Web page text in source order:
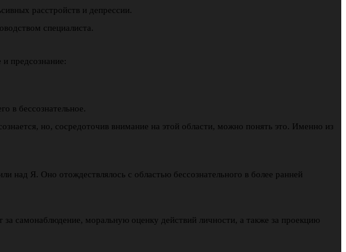
расстройств и депрессии.
специалиста.
и предсознание:
в бессознательное.
но, сосредоточив внимание на этой области, можно понять это. Именно из
над Я. Оно отождествлялось с областью бессознательного в более ранней
самонаблюдение, моральную оценку действий личности, а также за проекцию